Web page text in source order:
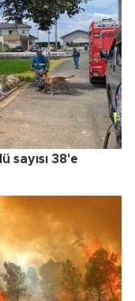
sayısı 38'e